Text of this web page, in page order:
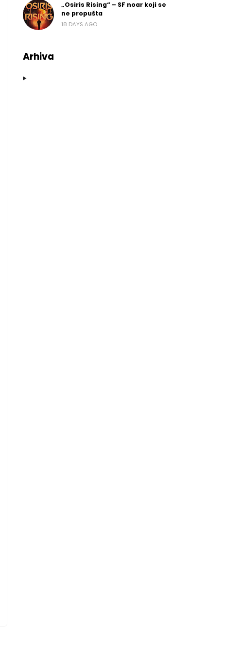
„Osiris Rising“ – SF noar koji se
ne propušta
18 DAYS AGO
Arhiva